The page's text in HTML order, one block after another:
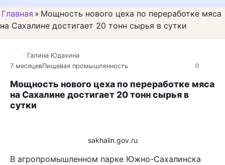
Главная » Мощность нового цеха по переработке мяса
на Сахалине достигает 20 тонн сырья в сутки
0
Галина Юдахина
7 месяцевПищевая промышленность
Мощность нового цеха по переработке мяса
на Сахалине достигает 20 тонн сырья в
сутки
sakhalin.gov.ru
В агропромышленном парке Южно-Сахалинска